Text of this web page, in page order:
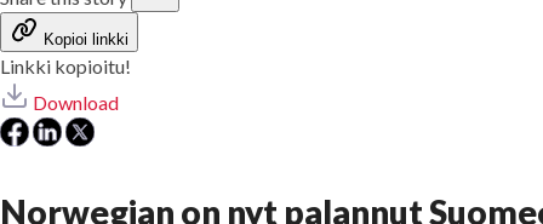
Kopioi linkki
Linkki kopioitu!
Download
Norwegian on nyt palannut